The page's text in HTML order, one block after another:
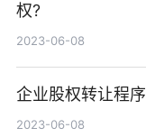
权?
2023-06-08
企业股权转让程
2023-06-08